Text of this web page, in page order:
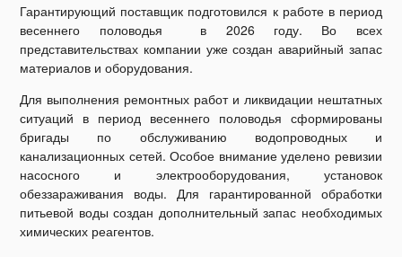
Гарантирующий поставщик подготовился к работе в период
весеннего половодья в 2026 году. Во всех
представительствах компании уже создан аварийный запас
материалов и оборудования.
Для выполнения ремонтных работ и ликвидации нештатных
ситуаций в период весеннего половодья сформированы
бригады по обслуживанию водопроводных и
канализационных сетей. Особое внимание уделено ревизии
насосного и электрооборудования, установок
обеззараживания воды. Для гарантированной обработки
питьевой воды создан дополнительный запас необходимых
химических реагентов.